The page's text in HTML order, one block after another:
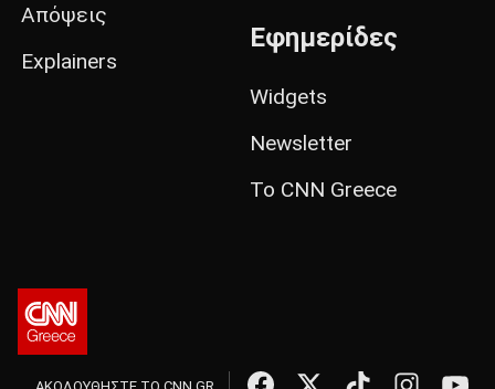
Απόψεις
Explainers
Εφημερίδες
Widgets
Newsletter
Το CNN Greece